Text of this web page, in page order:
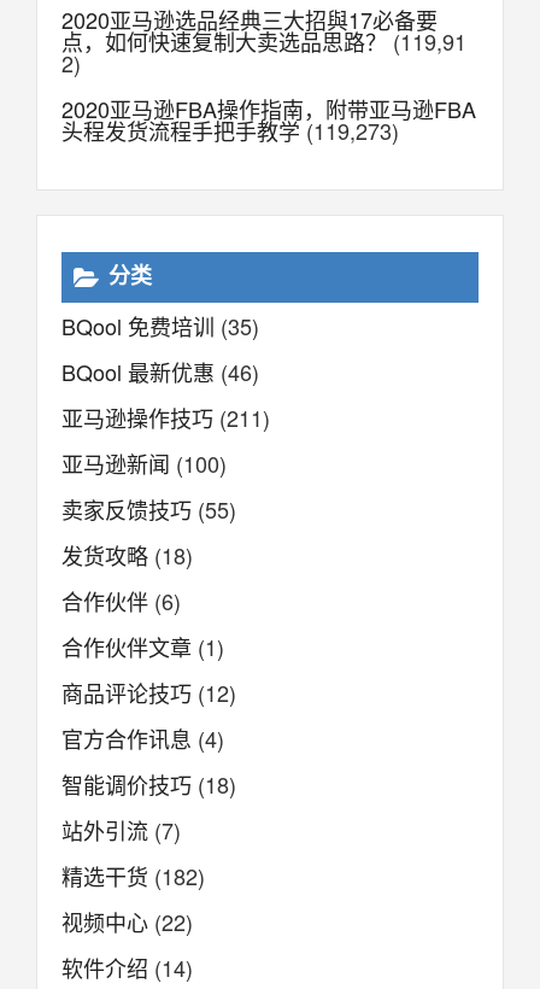
2020亚马逊选品经典三大招與17必备要
点，如何快速复制大卖选品思路？ (119,91
2)
2020亚马逊FBA操作指南，附带亚马逊FBA
头程发货流程手把手教学(119,273)
分类
BQool 免费培训 (35)
BQool 最新优惠 (46)
亚马逊操作技巧 (211)
亚马逊新闻 (100)
卖家反馈技巧 (55)
发货攻略 (18)
合作伙伴 (6)
合作伙伴文章 (1)
商品评论技巧 (12)
官方合作讯息 (4)
智能调价技巧 (18)
站外引流 (7)
精选干货 (182)
视频中心 (22)
软件介绍 (14)